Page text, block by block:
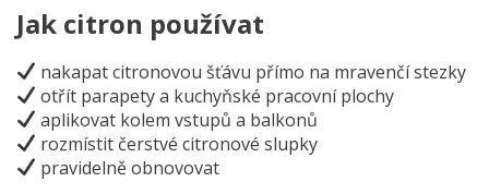
Jak citron používat
nakapat citronovou šťávu přímo na mravenčí stezky
otřít parapety a kuchyňské pracovní plochy
aplikovat kolem vstupů a balkonů
rozmístit čerstvé citronové slupky
pravidelně obnovovat